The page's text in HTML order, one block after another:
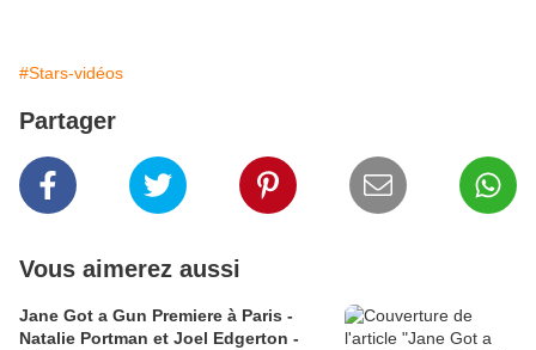
#Stars-vidéos
Partager
Vous aimerez aussi
Jane Got a Gun Premiere à Paris -
Natalie Portman et Joel Edgerton -